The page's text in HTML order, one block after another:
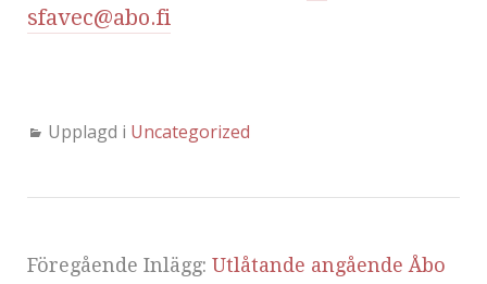
sfavec@abo.fi
Upplagd i Uncategorized
Föregående Inlägg: Utlåtande angående Åbo